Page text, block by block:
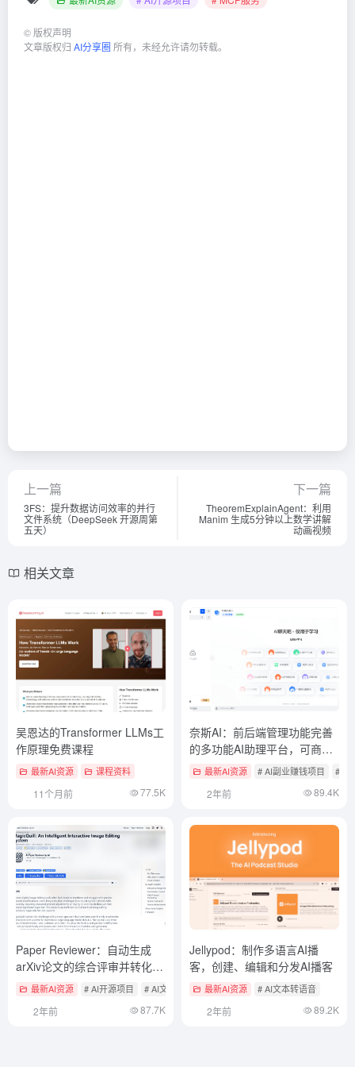
© 版权声明
文章版权归 AI分享圈 所有，未经允许请勿转载。
上一篇
3FS：提升数据访问效率的并行
文件系统（DeepSeek 开源周第
五天）
下一篇
TheoremExplainAgent：利用
Manim 生成5分钟以上数学讲解
动画视频
相关文章
吴恩达的Transformer LLMs工
作原理免费课程
最新AI资源 课程资料
11个月前 77.5K
奈斯AI：前后端管理功能完善
的多功能AI助理平台，可商业
化授权
最新AI资源 # AI副业赚钱项目 # AI
2年前 89.4K
Paper Reviewer：自动生成
arXiv论文的综合评审并转化为
博客文章
最新AI资源 # AI开源项目 # AI文本与音频/视频总结工具
2年前 87.7K
Jellypod：制作多语言AI播
客，创建、编辑和分发AI播客
最新AI资源 # AI文本转语音
2年前 89.2K